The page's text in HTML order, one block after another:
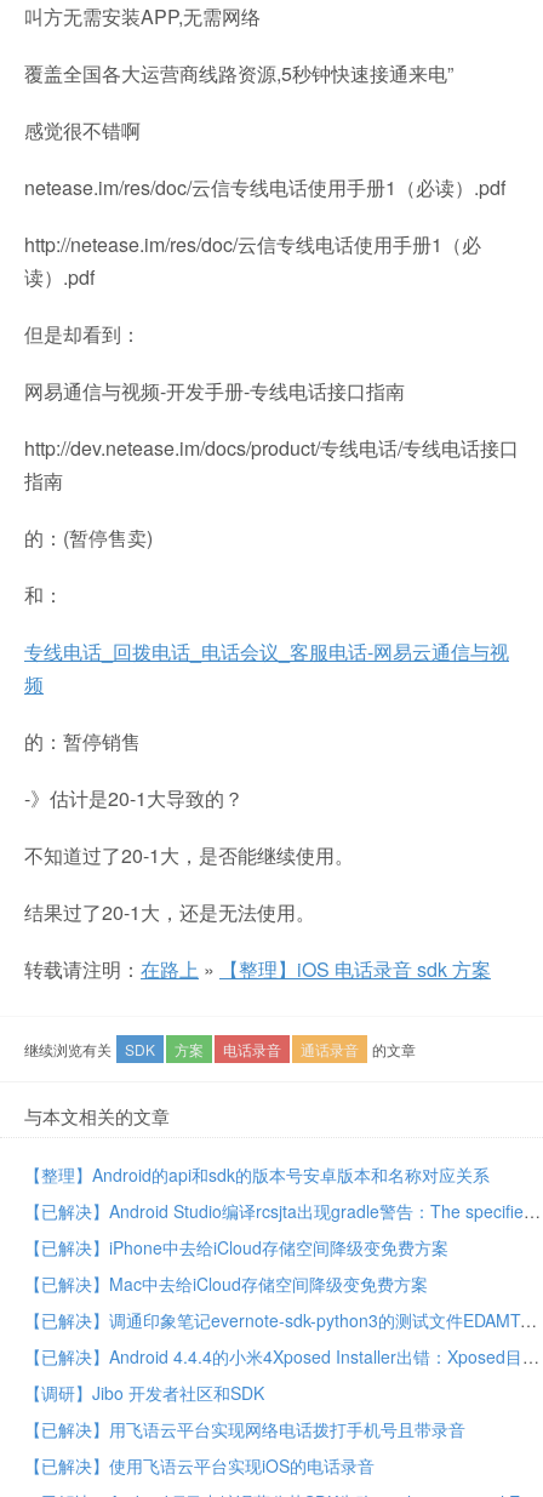
叫方无需安装APP,无需网络
覆盖全国各大运营商线路资源,5秒钟快速接通来电”
感觉很不错啊
‎netease.im/res/doc/云信专线电话使用手册1（必读）.pdf
http://netease.im/res/doc/云信专线电话使用手册1（必
读）.pdf
但是却看到：
网易通信与视频-开发手册-专线电话接口指南
http://dev.netease.im/docs/product/专线电话/专线电话接口
指南
的：(暂停售卖)
和：
专线电话_回拨电话_电话会议_客服电话-网易云通信与视
频
的：暂停销售
-》估计是20-1大导致的？
不知道过了20-1大，是否能继续使用。
结果过了20-1大，还是无法使用。
转载请注明： 在路上 » 【整理】iOS 电话录音 sdk 方案
继续浏览有关 SDK 方案 电话录音 通话录音 的文章
与本文相关的文章
【整理】Android的api和sdk的版本号安卓版本和名称对应关系
【已解决】Android Studio编译rcsjta出现gradle警告：The specified Android SDK Build Tools version is ignored
【已解决】iPhone中去给iCloud存储空间降级变免费方案
【已解决】Mac中去给iCloud存储空间降级变免费方案
【已解决】调通印象笔记evernote-sdk-python3的测试文件EDAMTest.py
【已解决】Android 4.4.4的小米4Xposed Installer出错：Xposed目前不兼容Android SDK版本19或您的处理器架构armeabi-v7a
【调研】Jibo 开发者社区和SDK
【已解决】用飞语云平台实现网络电话拨打手机号且带录音
【已解决】使用飞语云平台实现iOS的电话录音